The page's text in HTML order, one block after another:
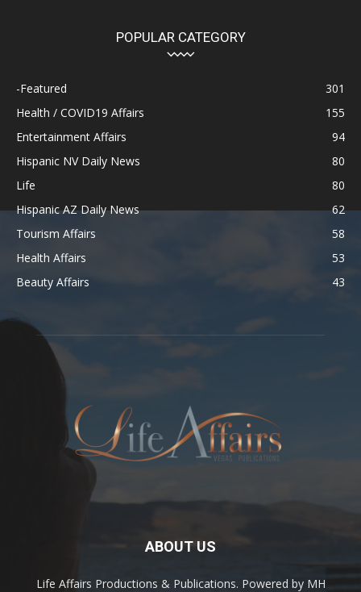
POPULAR CATEGORY
-Featured
301
Health / COVID19 Affairs
155
Entertainment Affairs
94
Hispanic NV Daily News
80
Life
80
Hispanic AZ Daily News
62
Tourism Affairs
58
Health Affairs
53
Beauty Affairs
43
ABOUT US
Life Affairs Productions & Publications. Powered by MH